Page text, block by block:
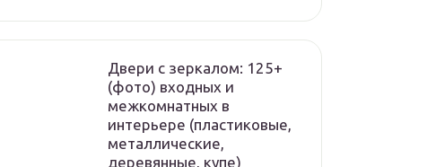
Двери с зеркалом: 125+
(фото) входных и
межкомнатных в
интерьере (пластиковые,
металлические,
деревянные, купе)